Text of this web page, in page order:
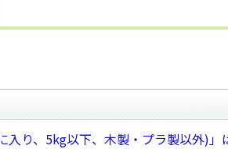
入り、5kg以下、木製・プラ製以外)